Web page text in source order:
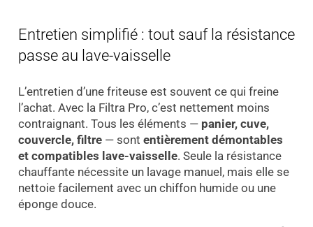
Entretien simplifié : tout sauf la résistance
passe au lave-vaisselle
L’entretien d’une friteuse est souvent ce qui freine
l’achat. Avec la Filtra Pro, c’est nettement moins
contraignant. Tous les éléments — panier, cuve,
couvercle, filtre— sont entièrement démontables
et compatibles lave-vaisselle. Seule la résistance
chauffante nécessite un lavage manuel, mais elle se
nettoie facilement avec un chiffon humide ou une
éponge douce.